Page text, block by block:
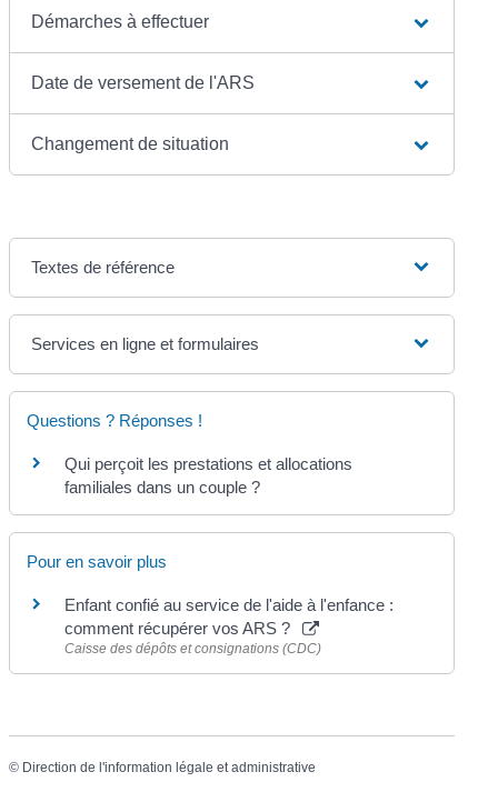
Démarches à effectuer
Date de versement de l'ARS
Changement de situation
Textes de référence
Services en ligne et formulaires
Questions ? Réponses !
Qui perçoit les prestations et allocations
familiales dans un couple ?
Pour en savoir plus
Enfant confié au service de l'aide à l'enfance :
comment récupérer vos ARS ?
Caisse des dépôts et consignations (CDC)
© Direction de l'information légale et administrative